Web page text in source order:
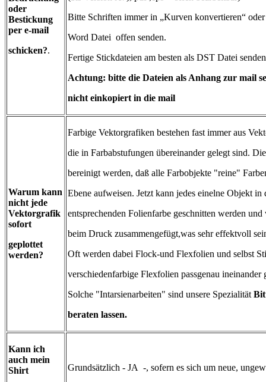
oder
Bestickung
per e-mail
schicken?.
Bitte Schriften immer in „Kurven konvertieren“
Word Datei offen senden.
Fertige Stickdateien am besten als DST Datei
Achtung: bitte die Dateien als Anhang zur mail
nicht einkopiert in die mail
Warum kann
nicht jede
Vektorgrafik
sofort
geplottet
werden?
Farbige Vektorgrafiken bestehen fast immer aus
die in Farbabstufungen übereinander gelegt sind.
bereinigt werden, daß alle Farbobjekte "reine"
Ebene aufweisen. Jetzt kann jedes einelne Objekt in
entsprechenden Folienfarbe geschnitten werden
beim Druck zusammengefügt,was sehr effektvoll
Oft werden dabei Flock-und Flexfolien und selbst
verschiedenfarbige Flexfolien passgenau ineinander
Solche "Intarsienarbeiten" sind unsere Spezialität
beraten lassen.
Kann ich
auch mein
Shirt
Grundsätzlich - JA -, sofern es sich um neue,